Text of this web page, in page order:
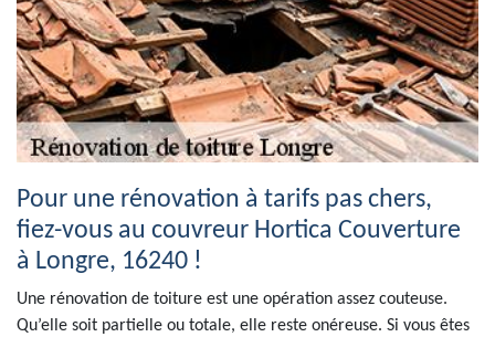
Pour une rénovation à tarifs pas chers,
fiez-vous au couvreur Hortica Couverture
à Longre, 16240 !
Une rénovation de toiture est une opération assez couteuse.
Qu’elle soit partielle ou totale, elle reste onéreuse. Si vous êtes